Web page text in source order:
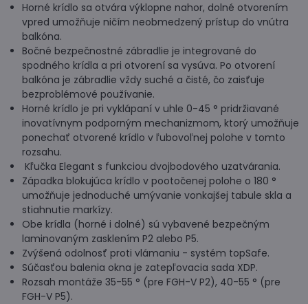
Horné krídlo sa otvára výklopne nahor, dolné otvorením
vpred umožňuje ničím neobmedzený prístup do vnútra
balkóna.
Bočné bezpečnostné zábradlie je integrované do
spodného krídla a pri otvorení sa vysúva. Po otvorení
balkóna je zábradlie vždy suché a čisté, čo zaisťuje
bezproblémové používanie.
Horné krídlo je pri vyklápaní v uhle 0-45 ° pridržiavané
inovatívnym podporným mechanizmom, ktorý umožňuje
ponechať otvorené krídlo v ľubovoľnej polohe v tomto
rozsahu.
Kľučka Elegant s funkciou dvojbodového uzatvárania.
Západka blokujúca krídlo v pootočenej polohe o 180 °
umožňuje jednoduché umývanie vonkajšej tabule skla a
stiahnutie markízy.
Obe krídla (horné i dolné) sú vybavené bezpečným
laminovaným zasklením P2 alebo P5.
Zvýšená odolnosť proti vlámaniu - systém topSafe.
Súčasťou balenia okna je zatepľovacia sada XDP.
Rozsah montáže 35-55 ° (pre FGH-V P2), 40-55 ° (pre
FGH-V P5).